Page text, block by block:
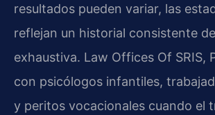
resultados pueden variar, las
reflejan un historial consistente
exhaustiva. Law Offices Of SRIS,
con psicólogos infantiles,
y peritos vocacionales cuando el